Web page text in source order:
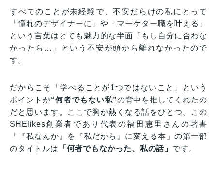
すべてのことが未経験で、不安だらけの私にとって
「憧れのデザイナーに」や「マーケター職を叶える」
という言葉はとても魅力的な半面「もし自分に合わな
かったら…」という不安が頭から離れなかったので
す。
だからこそ「学べることが1つではないこと」という
ポイントが“何者でもない私”の背中を推してくれたの
だと思います。ここで胸が熱くなる話をひとつ。この
SHElikes創業者であり代表の福田恵里さんの著書
「『私なんか』を『私だから』に変える本」の第一部
のタイトルは
「何者でもなかった、私の話」 です。